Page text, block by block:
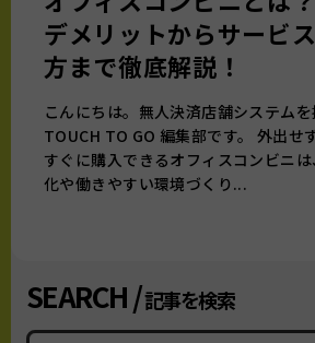
デメリットからサービ
方まで徹底解説！
こんにちは。無人決済店舗システム
TOUCH TO GO 編集部です。 外出せ
すぐに購入できるオフィスコンビニ
化や働きやすい環境づくり...
SEARCH /記事を検索